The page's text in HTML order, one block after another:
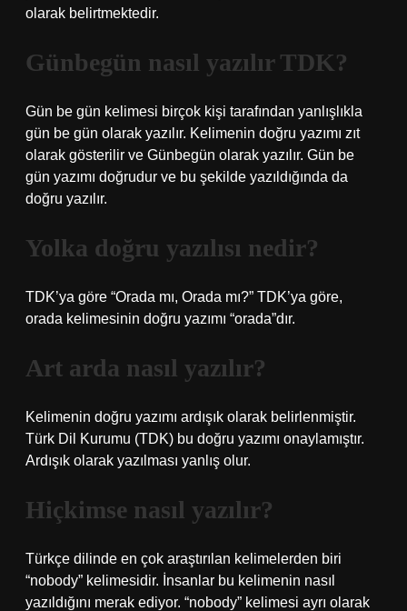
olarak belirtmektedir.
Günbegün nasıl yazılır TDK?
Gün be gün kelimesi birçok kişi tarafından yanlışlıkla
gün be gün olarak yazılır. Kelimenin doğru yazımı zıt
olarak gösterilir ve Günbegün olarak yazılır. Gün be
gün yazımı doğrudur ve bu şekilde yazıldığında da
doğru yazılır.
Yolka doğru yazılısı nedir?
TDK’ya göre “Orada mı, Orada mı?” TDK’ya göre,
orada kelimesinin doğru yazımı “orada”dır.
Art arda nasıl yazılır?
Kelimenin doğru yazımı ardışık olarak belirlenmiştir.
Türk Dil Kurumu (TDK) bu doğru yazımı onaylamıştır.
Ardışık olarak yazılması yanlış olur.
Hiçkimse nasıl yazılır?
Türkçe dilinde en çok araştırılan kelimelerden biri
“nobody” kelimesidir. İnsanlar bu kelimenin nasıl
yazıldığını merak ediyor. “nobody” kelimesi ayrı olarak